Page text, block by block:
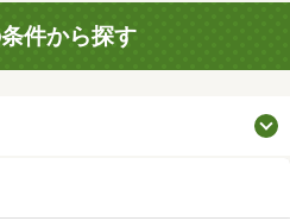
件から探す